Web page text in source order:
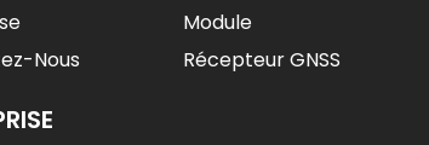
Nous
Module
Récepteur GNSS